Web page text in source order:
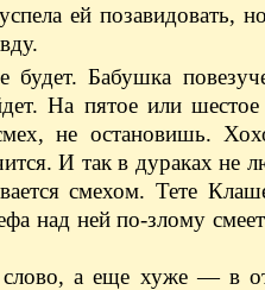
ей позавидовать,
будет. Бабушка
На пятое или шестое
не остановишь.
И так в дураках не
смехом. Тете
над ней по-злому
слово, а еще хуже — в